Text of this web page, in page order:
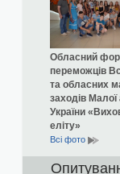
Обласний
переможців
та обласних
заходів Малої
України
еліту»
Всi фото